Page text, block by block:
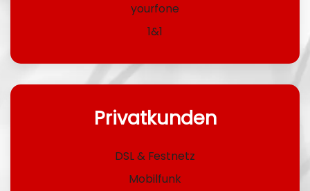
yourfone
1&1
Privatkunden
DSL & Festnetz
Mobilfunk